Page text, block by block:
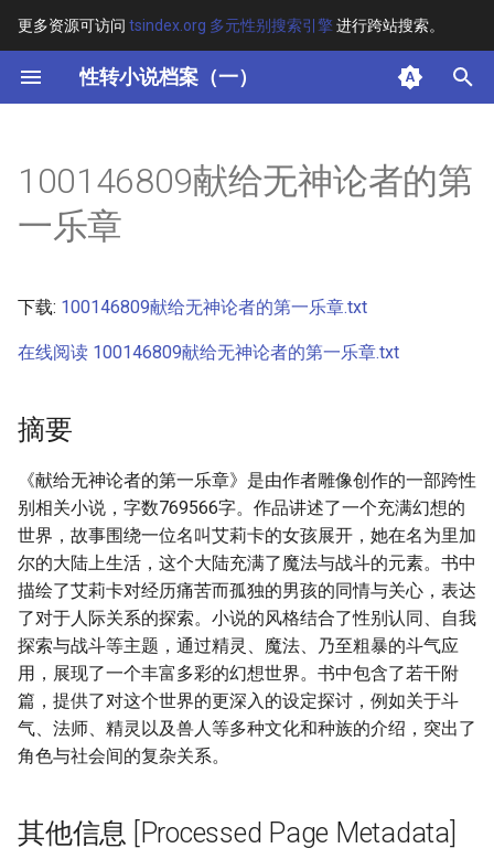
更多资源可访问 tsindex.org 多元性别搜索引擎进行跨站搜索。
性转小说档案（一）
键
开
始
索
其他信息 [Processed Page
Metadata]
100146809献给无神论者的第
一乐章
下载: 100146809献给无神论者的第一乐章.txt
在线阅读 100146809献给无神论者的第一乐章.txt
摘要
《献给无神论者的第一乐章》是由作者雕像创作的一部跨性
别相关小说，字数769566字。作品讲述了一个充满幻想的
世界，故事围绕一位名叫艾莉卡的女孩展开，她在名为里加
尔的大陆上生活，这个大陆充满了魔法与战斗的元素。书中
描绘了艾莉卡对经历痛苦而孤独的男孩的同情与关心，表达
了对于人际关系的探索。小说的风格结合了性别认同、自我
探索与战斗等主题，通过精灵、魔法、乃至粗暴的斗气应
用，展现了一个丰富多彩的幻想世界。书中包含了若干附
篇，提供了对这个世界的更深入的设定探讨，例如关于斗
气、法师、精灵以及兽人等多种文化和种族的介绍，突出了
角色与社会间的复杂关系。
其他信息 [Processed Page Metadata]